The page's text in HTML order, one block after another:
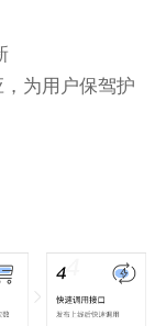
为用户保驾护